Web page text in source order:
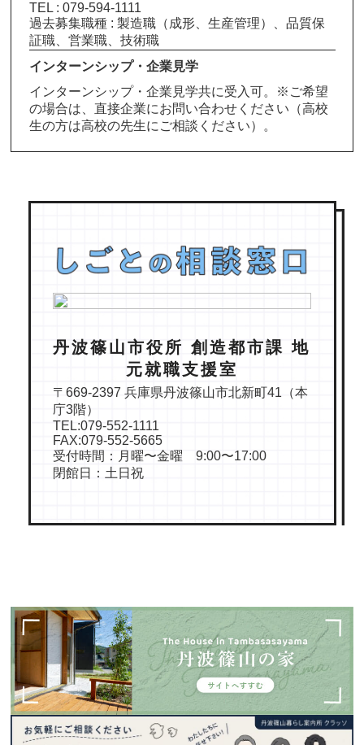
TEL : 079-594-1111
過去募集職種 : 製造職（成形、生産管理）、品質保
証職、営業職、技術職
インターンシップ・企業見学
インターンシップ・企業見学共に受入可。※ご希望
の場合は、直接企業にお問い合わせください（高校
生の方は高校の先生にご相談ください）。
丹波篠山市役所 創造都市課 地
元就職支援室
〒669-2397 兵庫県丹波篠山市北新町41（本
庁3階）
TEL:079-552-1111
FAX:079-552-5665
受付時間：月曜〜金曜 9:00〜17:00
閉館日：土日祝